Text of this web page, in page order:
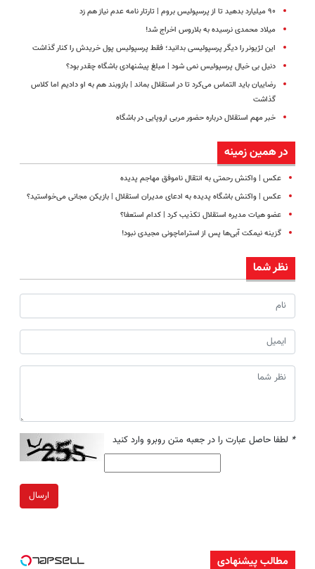
۹۰ میلیارد بدهید تا از پرسپولیس بروم | تارتار نامه عدم نیاز هم زد
میلاد محمدی نرسیده به بلاروس اخراج شد!
این لژیونر را دیگر پرسپولیسی بدانید؛ فقط پرسپولیس پول خریدش را کنار گذاشت
دنیل بی خیال پرسپولیس نمی شود | مبلغ پیشنهادی باشگاه چقدر بود؟
رضاییان باید التماس می‌کرد تا در استقلال بماند | بازوبند هم به او دادیم اما کلاس
گذاشت
خبر مهم استقلال درباره حضور مربی اروپایی در باشگاه
در همین زمینه
عکس | واکنش رحمتی به انتقال ناموفق مهاجم پدیده
عکس | واکنش باشگاه پدیده به ادعای مدیران استقلال | بازیکن مجانی می‌خواستید؟
عضو هیات مدیره استقلال تکذیب کرد | کدام استعفا؟
گزینه نیمکت آبی‌ها پس از استراماچونی مجیدی نبود!
نظر شما
* لطفا حاصل عبارت را در جعبه متن روبرو وارد کنید
ارسال
مطالب پیشنهادی